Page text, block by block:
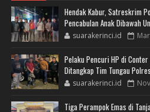
Hendak Kabur, Satreskrim
Pencabulan Anak Dibawah
suarakerinci.id
Pelaku Pencuri HP di
Ditangkap Tim Tungau
suarakerinci.id
Tiga Perampok Emas di